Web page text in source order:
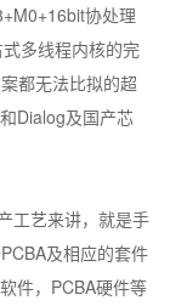
协处理
多线程内核的完
都无法比拟的超
Dialog及国产芯
工艺来讲，就是手
及相应的套件
件，PCBA硬件等